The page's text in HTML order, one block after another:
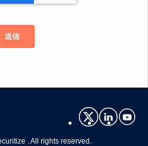
. All rights reserved.